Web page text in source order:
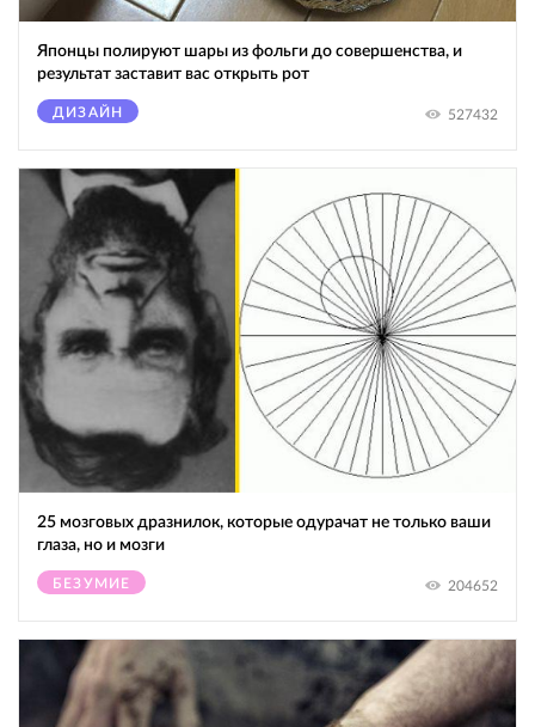
Японцы полируют шары из фольги до совершенства, и
результат заставит вас открыть рот
ДИЗАЙН 527432
25 мозговых дразнилок, которые одурачат не только ваши
глаза, но и мозги
БЕЗУМИЕ 204652